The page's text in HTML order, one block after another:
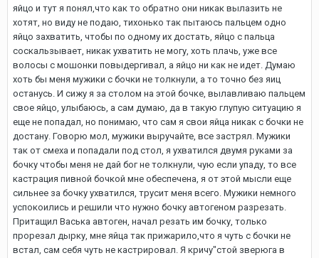
яйцо и тут я понял,что как то обратно они никак вылазить не
хотят, но виду не подаю, тихонько так пытаюсь пальцем одно
яйцо захватить, чтобы по одному их достать, яйцо с пальца
соскальзывает, никак ухватить не могу, хоть плачь, уже все
волосы с мошонки повыдергивал, а яйцо ни как не идет. Думаю
хоть бы меня мужики с бочки не толкнули, а то точно без яиц
останусь. И сижу я за столом на этой бочке, вылавливаю пальцем
свое яйцо, улыбаюсь, а сам думаю, да в такую глупую ситуацию я
еще не попадал, но понимаю, что сам я свои яйца никак с бочки не
достану. Говорю мол, мужики выручайте, все застрял. Мужики
так от смеха и попадали под стол, я ухватился двумя руками за
бочку чтобы меня не дай бог не толкнули, чую если упаду, то все
кастрация пивной бочкой мне обеспечена, я от этой мысли еще
сильнее за бочку ухватился, трусит меня всего. Мужики немного
успокоились и решили что нужно бочку автогеном разрезать.
Притащил Васька автоген, начал резать им бочку, только
прорезал дырку, мне яйца так прижарило,что я чуть с бочки не
встал, сам себя чуть не кастрировал. Я кричу"стой зверюга в